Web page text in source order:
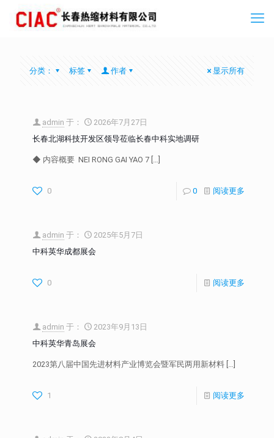
分类： 标签 作者 显示所有
admin 于：
2026年7月27日
长春北湖科技开发区领导莅临长春中科实地调研
◆ 内容概要 NEI RONG GAI YAO 7 […]
0 0 阅读更多
admin 于：
2025年5月7日
中科英华成都展会
0 阅读更多
admin 于：
2023年9月13日
中科英华青岛展会
2023第八届中国先进材料产业博览会暨军民两用新材料 […]
1 阅读更多